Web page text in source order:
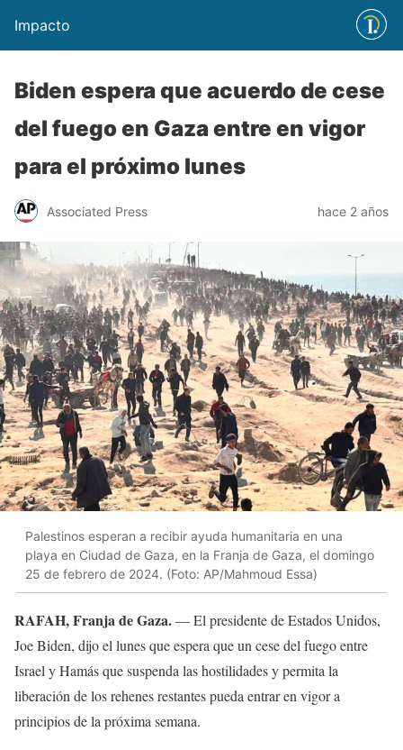
Impacto
Biden espera que acuerdo de cese
del fuego en Gaza entre en vigor
para el próximo lunes
Associated Press hace 2 años
Palestinos esperan a recibir ayuda humanitaria en una
playa en Ciudad de Gaza, en la Franja de Gaza, el domingo
25 de febrero de 2024. (Foto: AP/Mahmoud Essa)
RAFAH, Franja de Gaza.— El presidente de Estados Unidos,
Joe Biden, dijo el lunes que espera que un cese del fuego entre
Israel y Hamás que suspenda las hostilidades y permita la
liberación de los rehenes restantes pueda entrar en vigor a
principios de la próxima semana.